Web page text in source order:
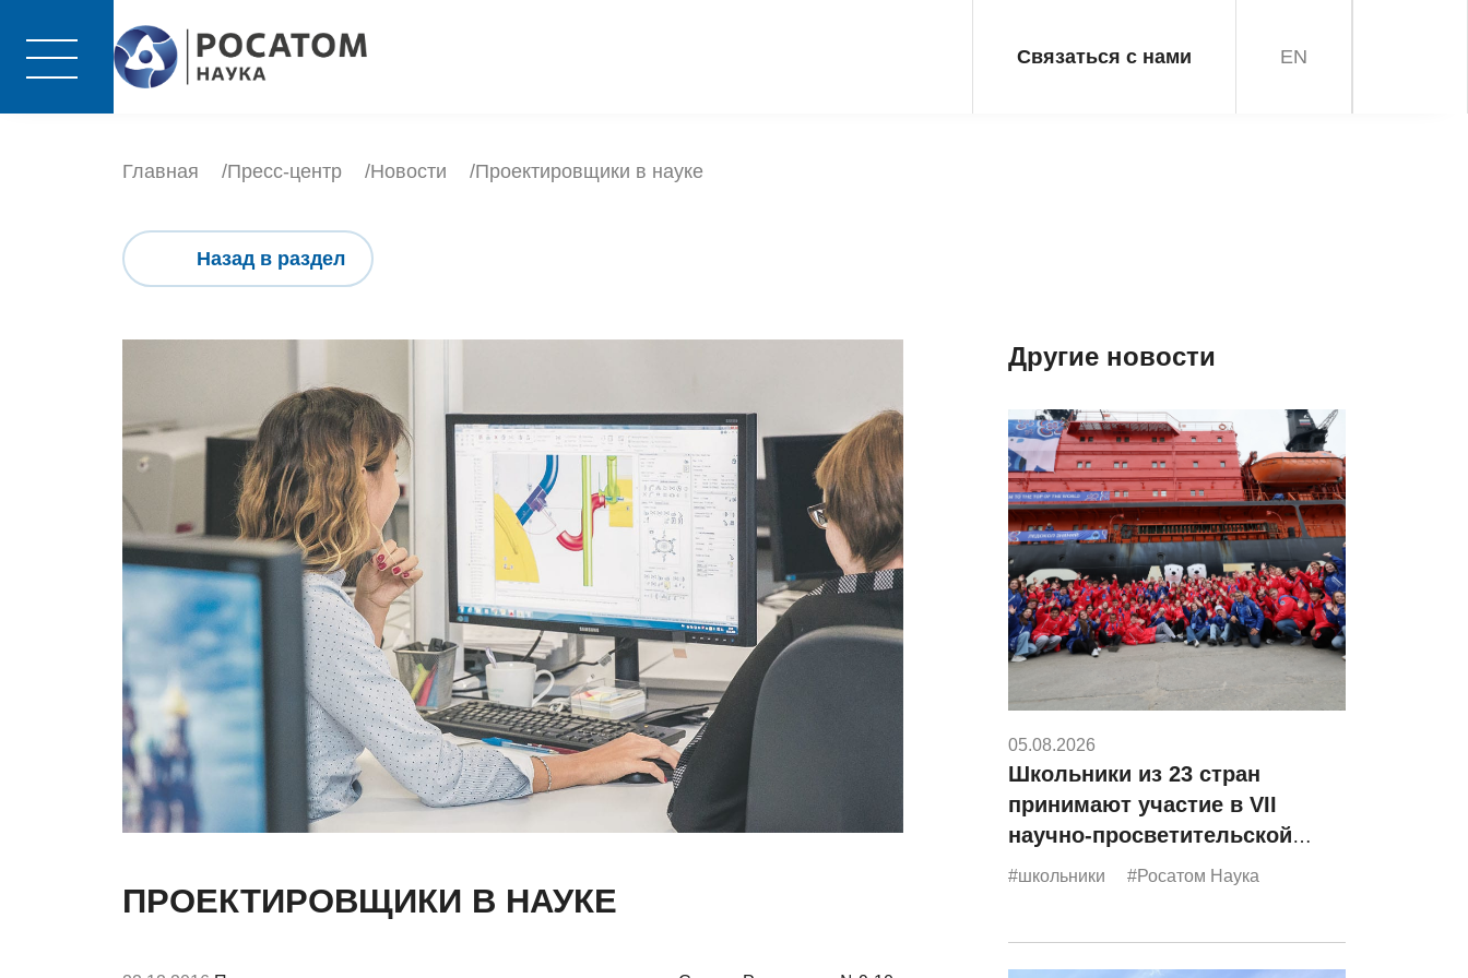
Связаться с нами EN
Главная Пресс-центр Новости Проектировщики в науке
Назад в раздел
ПРОЕКТИРОВЩИКИ В НАУКЕ
Другие новости
05.08.2026
Школьники из 23 стран
принимают участие в VII
научно-просветительской
экспедиции «Росатома»
#школьники #Росатом Наука